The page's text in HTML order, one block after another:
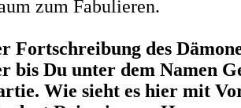
zum Fabulieren.
Fortschreibung des
bis Du unter dem Namen
Wie sieht es hier mit